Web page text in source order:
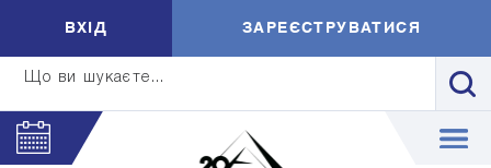
Що ви шукаєте...
ВXIД ЗАРЕЄСТРУВАТИСЯ